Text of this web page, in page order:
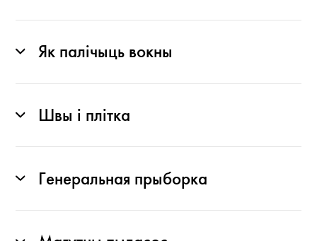
Як палічыць вокны
Швы і плітка
Генеральная прыборка